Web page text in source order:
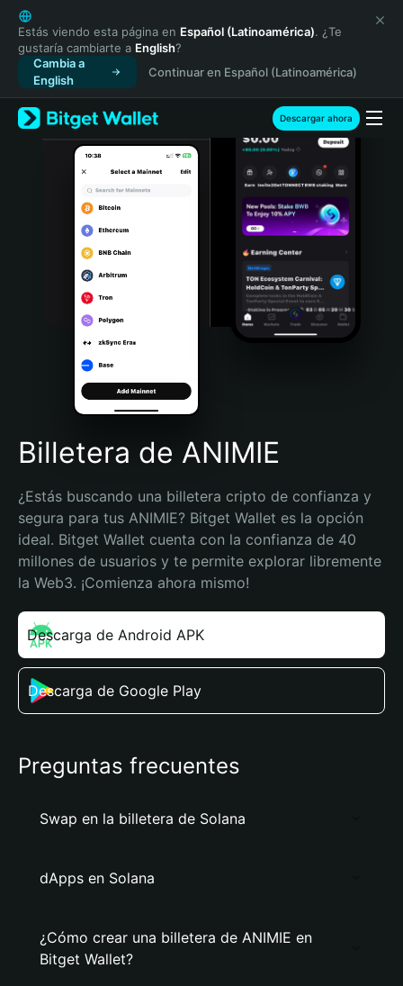
English
日本語
Tiếng Việt
Русский
Español (Latinoamérica)
Türkçe
Italiano
Português (Portugal)
Bahasa Indonesia
Português (Brasil)
Español (Argentina)
Estás viendo esta página en Español (Latinoamérica). ¿Te
gustaría cambiarte a English?
Cambia a
English
Continuar en Español (Latinoamérica)
Descargar ahora
Billetera de ANIMIE
¿Estás buscando una billetera cripto de confianza y
segura para tus ANIMIE? Bitget Wallet es la opción
ideal. Bitget Wallet cuenta con la confianza de 40
millones de usuarios y te permite explorar libremente
la Web3. ¡Comienza ahora mismo!
Descarga de Android APK
Descarga de Google Play
Preguntas frecuentes
Swap en la billetera de Solana
dApps en Solana
¿Cómo crear una billetera de ANIMIE en
Bitget Wallet?